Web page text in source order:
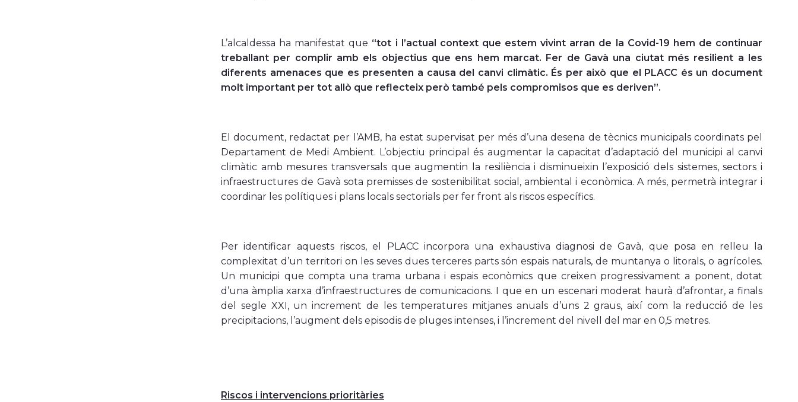
L’alcaldessa ha manifestat que “tot i l’actual context que estem vivint arran de la Covid-19 hem de continuar
treballant per complir amb els objectius que ens hem marcat. Fer de Gavà una ciutat més resilient a les
diferents amenaces que es presenten a causa del canvi climàtic. És per això que el PLACC és un document
molt important per tot allò que reflecteix però també pels compromisos que es deriven”.
El document, redactat per l’AMB, ha estat supervisat per més d’una desena de tècnics municipals coordinats pel
Departament de Medi Ambient. L’objectiu principal és augmentar la capacitat d’adaptació del municipi al canvi
climàtic amb mesures transversals que augmentin la resiliència i disminueixin l’exposició dels sistemes, sectors i
infraestructures de Gavà sota premisses de sostenibilitat social, ambiental i econòmica. A més, permetrà integrar i
coordinar les polítiques i plans locals sectorials per fer front als riscos específics.
Per identificar aquests riscos, el PLACC incorpora una exhaustiva diagnosi de Gavà, que posa en relleu la
complexitat d’un territori on les seves dues terceres parts són espais naturals, de muntanya o litorals, o agrícoles.
Un municipi que compta una trama urbana i espais econòmics que creixen progressivament a ponent, dotat
d’una àmplia xarxa d’infraestructures de comunicacions. I que en un escenari moderat haurà d’afrontar, a finals
del segle XXI, un increment de les temperatures mitjanes anuals d’uns 2 graus, així com la reducció de les
precipitacions, l’augment dels episodis de pluges intenses, i l’increment del nivell del mar en 0,5 metres.
Riscos i intervencions prioritàries